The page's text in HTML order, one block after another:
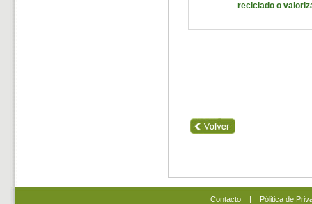
reciclado o
Contacto| Pólitica de